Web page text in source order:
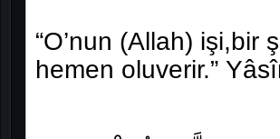
“O’nun (Allah) işi,bir
hemen oluverir.”